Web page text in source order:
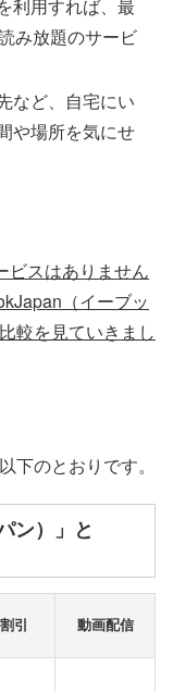
利用すれば、最
み放題のサービ
など、自宅にい
や場所を気にせ
ビスはありません
（イーブッ
較を見ていきまし
下のとおりです。
ン）」と
引 動画配信